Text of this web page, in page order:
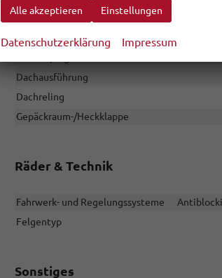
Anhängerkupplung
Dachausführung
Dachreling
Gepäckraum-/Heckklappe
Räder & Technik
Fahrwerk- und Regelungssysteme
Felgentyp
Sonstiges
Alle akzeptieren Einstellungen
Datenschutzerklärung Impressum